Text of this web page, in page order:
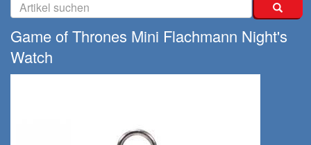
Game of Thrones Mini Flachmann Night's
Watch